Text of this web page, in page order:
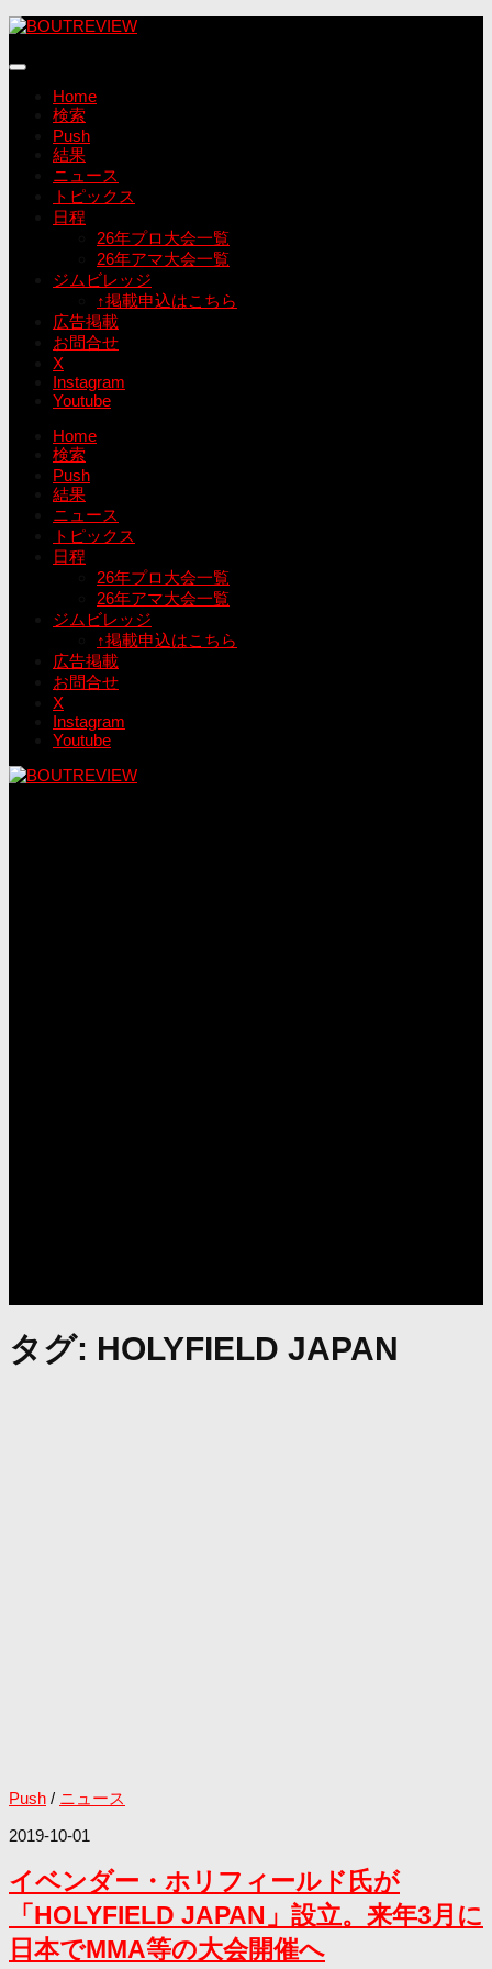
コ
テ
Home
検索
Push
結果
ニュース
トピックス
日程
26年プロ大会一覧
26年アマ大会一覧
ジムビレッジ
↑掲載申込はこちら
広告掲載
お問合せ
X
Instagram
Youtube
Home
検索
Push
結果
ニュース
トピックス
日程
26年プロ大会一覧
26年アマ大会一覧
ジムビレッジ
↑掲載申込はこちら
広告掲載
お問合せ
X
Instagram
Youtube
タグ: HOLYFIELD JAPAN
Push / ニュース
2019-10-01
イベンダー・ホリフィールド氏が
「HOLYFIELD JAPAN」設立。来年3月に
日本でMMA等の大会開催へ